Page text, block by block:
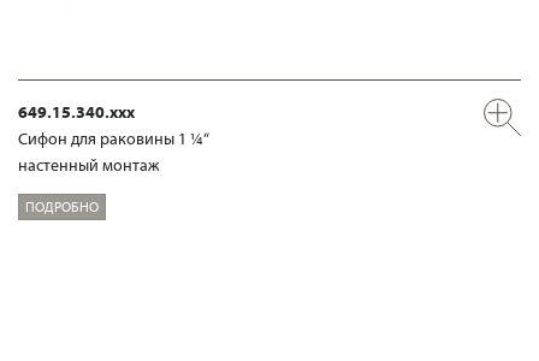
649.15.340.xxx
Сифон для раковины 1 ¼“
настенный монтаж
ПОДРОБНО